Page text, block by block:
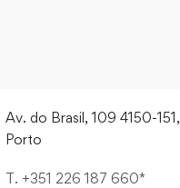
Av. do Brasil, 109 4150-151,
Porto
T. +351 226 187 660*